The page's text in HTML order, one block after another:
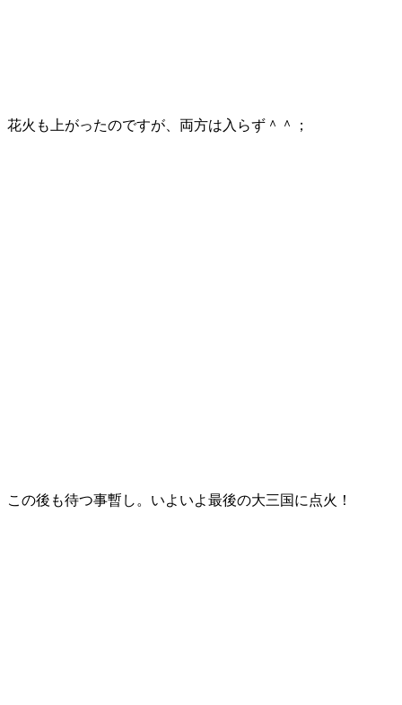
花火も上がったのですが、両方は入らず＾＾；
この後も待つ事暫し。いよいよ最後の大三国に点火！